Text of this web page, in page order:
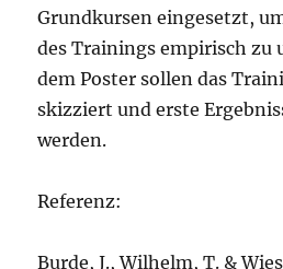
Grundkursen eingesetzt,
des Trainings empirisch zu
dem Poster sollen das
skizziert und erste
werden.
Referenz:
Burde, J., Wilhelm, T. &